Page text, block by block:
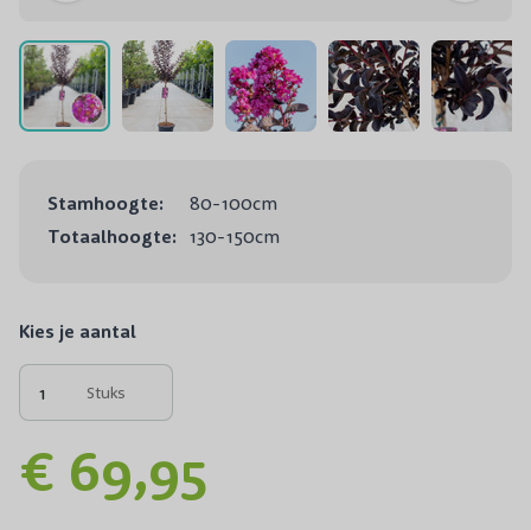
Stamhoogte:
80-100cm
Totaalhoogte: 130-150cm
Kies je aantal
Stuks
€ 69,95